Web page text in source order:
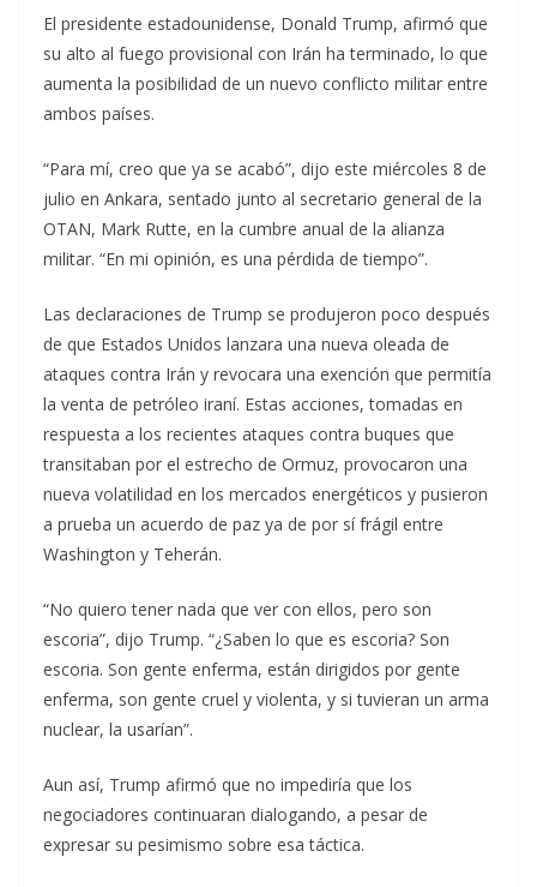
El presidente estadounidense, Donald Trump, afirmó que
su alto al fuego provisional con Irán ha terminado, lo que
aumenta la posibilidad de un nuevo conflicto militar entre
ambos países.
“Para mí, creo que ya se acabó”, dijo este miércoles 8 de
julio en Ankara, sentado junto al secretario general de la
OTAN, Mark Rutte, en la cumbre anual de la alianza
militar. “En mi opinión, es una pérdida de tiempo”.
Las declaraciones de Trump se produjeron poco después
de que Estados Unidos lanzara una nueva oleada de
ataques contra Irán y revocara una exención que permitía
la venta de petróleo iraní. Estas acciones, tomadas en
respuesta a los recientes ataques contra buques que
transitaban por el estrecho de Ormuz, provocaron una
nueva volatilidad en los mercados energéticos y pusieron
a prueba un acuerdo de paz ya de por sí frágil entre
Washington y Teherán.
“No quiero tener nada que ver con ellos, pero son
escoria”, dijo Trump. “¿Saben lo que es escoria? Son
escoria. Son gente enferma, están dirigidos por gente
enferma, son gente cruel y violenta, y si tuvieran un arma
nuclear, la usarían”.
Aun así, Trump afirmó que no impediría que los
negociadores continuaran dialogando, a pesar de
expresar su pesimismo sobre esa táctica.